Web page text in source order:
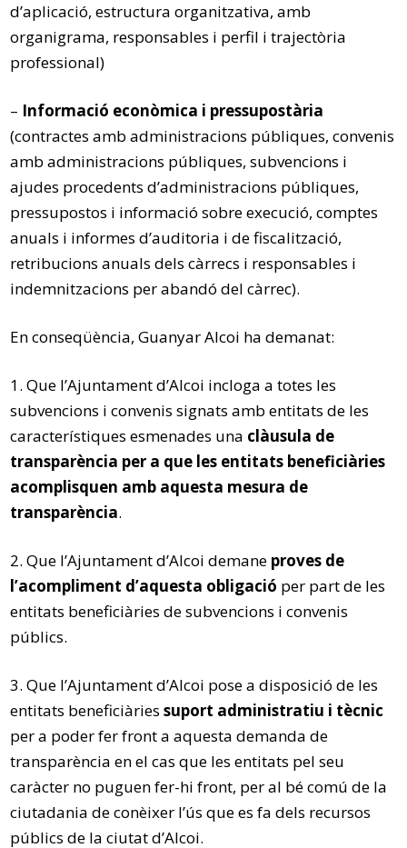
d’aplicació, estructura organitzativa, amb
organigrama, responsables i perfil i trajectòria
professional)
– Informació econòmica i pressupostària
(contractes amb administracions públiques, convenis
amb administracions públiques, subvencions i
ajudes procedents d’administracions públiques,
pressupostos i informació sobre execució, comptes
anuals i informes d’auditoria i de fiscalització,
retribucions anuals dels càrrecs i responsables i
indemnitzacions per abandó del càrrec).
En conseqüència, Guanyar Alcoi ha demanat:
1. Que l’Ajuntament d’Alcoi incloga a totes les
subvencions i convenis signats amb entitats de les
característiques esmenades una clàusula de
transparència per a que les entitats beneficiàries
acomplisquen amb aquesta mesura de
transparència.
2. Que l’Ajuntament d’Alcoi demane proves de
l’acompliment d’aquesta obligació per part de les
entitats beneficiàries de subvencions i convenis
públics.
3. Que l’Ajuntament d’Alcoi pose a disposició de les
entitats beneficiàries suport administratiu i tècnic
per a poder fer front a aquesta demanda de
transparència en el cas que les entitats pel seu
caràcter no puguen fer-hi front, per al bé comú de la
ciutadania de conèixer l’ús que es fa dels recursos
públics de la ciutat d’Alcoi.